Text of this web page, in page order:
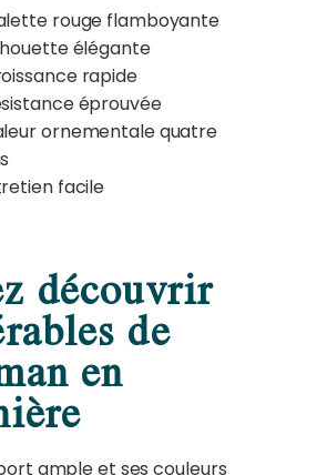
rouge flamboyante
élégante
rapide
éprouvée
ornementale quatre
facile
découvrir
de
en
ample et ses couleurs